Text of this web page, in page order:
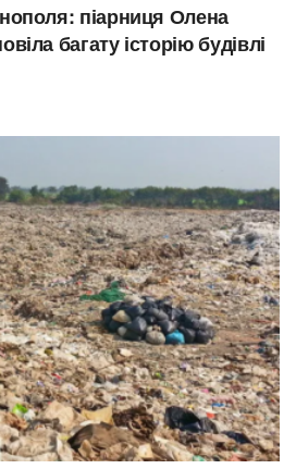
піарниця Олена
багату історію будівлі